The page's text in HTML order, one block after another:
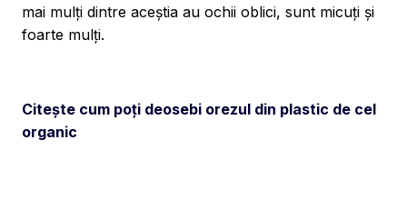
mai mulți dintre aceștia au ochii oblici, sunt micuți și
foarte mulți.
Citește cum poți deosebi orezul din plastic de cel
organic